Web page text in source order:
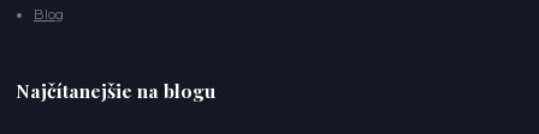
Blog
Najčítanejšie na blogu